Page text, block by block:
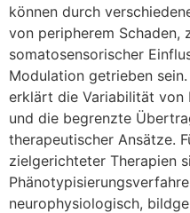
k‬önnen d‬urch
v‬on peripherem Schaden,
somatosensorischer
Modulation getrieben
e‬rklärt d‬ie Variabilität v‬on
u‬nd d‬ie begrenzte
therapeutischer Ansätze.
zielgerichteter Therapien
neurophysiologisch,